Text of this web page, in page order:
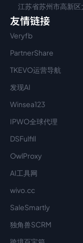
江苏省苏州市高新
友情链接
Veryfb
PartnerShare
TKEVO运营导航
发现AI
Winsea123
IPWO全球代理
DSFulfill
OwlProxy
AI工具网
wivo.cc
SaleSmartly
独角兽SCRM